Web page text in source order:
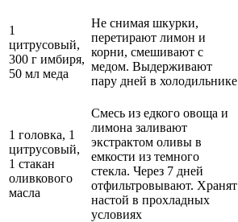
1
цитрусовый,
300 г имбиря,
50 мл меда
Не снимая шкурки,
перетирают лимон и
корни, смешивают с
медом. Выдерживают
пару дней в холодильнике
1 головка, 1
цитрусовый,
1 стакан
оливкового
масла
Смесь из едкого овоща и
лимона заливают
экстрактом оливы в
емкости из темного
стекла. Через 7 дней
отфильтровывают. Хранят
настой в прохладных
условиях